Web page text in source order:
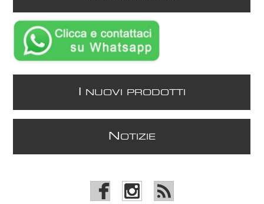
NUOVI PRODOTTI
N OTIZIE